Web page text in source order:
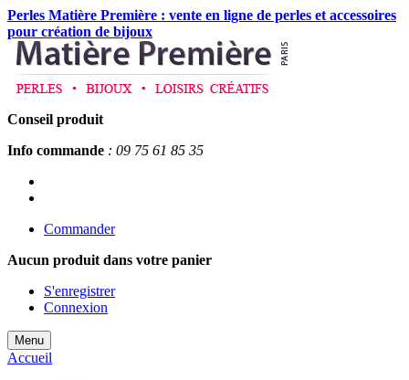
Perles Matière Première : vente en ligne de perles et accessoires
pour création de bijoux
Conseil produit
Info commande : 09 75 61 85 35
Commander
Aucun produit dans votre panier
S'enregistrer
Connexion
Menu
Accueil